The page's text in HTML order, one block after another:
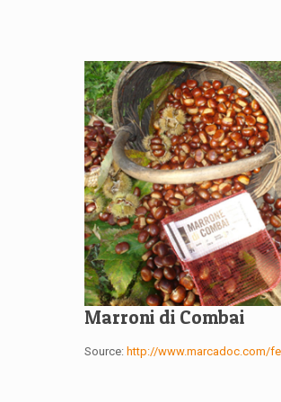
Marroni di Combai
Source: http://www.marcadoc.com/